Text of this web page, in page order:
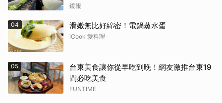
飯、現做棉花糖
鏡報
04 滑嫩無比好綿密！電鍋蒸水蛋
iCook 愛料理
05
台東美食讓你從早吃到晚！網友激推台東19
間必吃美食
FUNTIME